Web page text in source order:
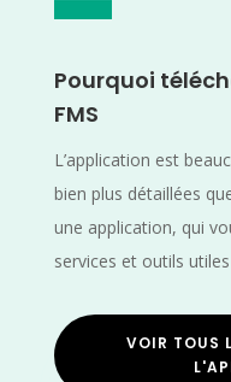
Pourquoi
FMS
L’application est
bien plus détaillées
une application, qui
services et outils
VOIR TOUS